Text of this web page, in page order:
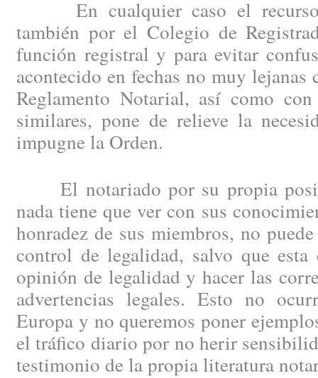
En cualquier caso el recurso
también por el Colegio de
función registral y para evitar
acontecido en fechas no muy
Reglamento Notarial, así como
similares, pone de relieve la
impugne la Orden.
El notariado por su propia
nada tiene que ver con sus
honradez de sus miembros, no
control de legalidad, salvo que
opinión de legalidad y hacer las
advertencias legales. Esto no
Europa y no queremos poner
el tráfico diario por no herir
testimonio de la propia literatura